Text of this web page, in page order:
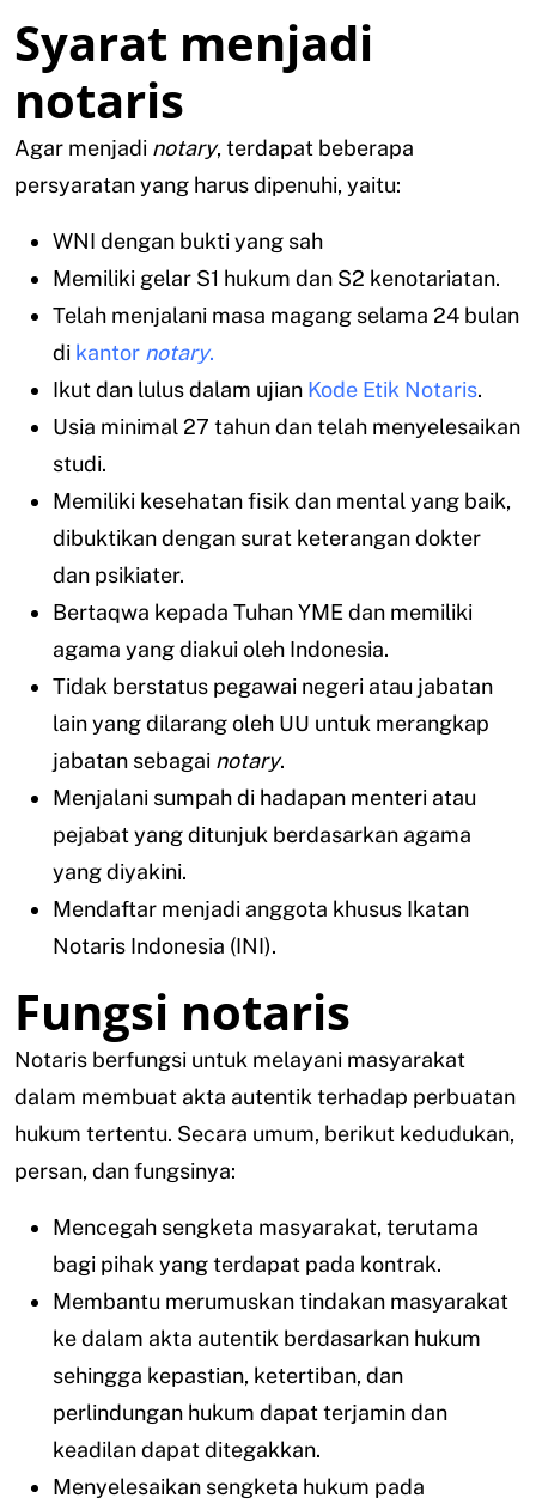
Syarat menjadi
notaris
Agar menjadi notary, terdapat beberapa
persyaratan yang harus dipenuhi, yaitu:
WNI dengan bukti yang sah
Memiliki gelar S1 hukum dan S2 kenotariatan.
Telah menjalani masa magang selama 24 bulan
di kantor notary.
Ikut dan lulus dalam ujian Kode Etik Notaris.
Usia minimal 27 tahun dan telah menyelesaikan
studi.
Memiliki kesehatan fisik dan mental yang baik,
dibuktikan dengan surat keterangan dokter
dan psikiater.
Bertaqwa kepada Tuhan YME dan memiliki
agama yang diakui oleh Indonesia.
Tidak berstatus pegawai negeri atau jabatan
lain yang dilarang oleh UU untuk merangkap
jabatan sebagai notary.
Menjalani sumpah di hadapan menteri atau
pejabat yang ditunjuk berdasarkan agama
yang diyakini.
Mendaftar menjadi anggota khusus Ikatan
Notaris Indonesia (INI).
Fungsi notaris
Notaris berfungsi untuk melayani masyarakat
dalam membuat akta autentik terhadap perbuatan
hukum tertentu. Secara umum, berikut kedudukan,
persan, dan fungsinya:
Mencegah sengketa masyarakat, terutama
bagi pihak yang terdapat pada kontrak.
Membantu merumuskan tindakan masyarakat
ke dalam akta autentik berdasarkan hukum
sehingga kepastian, ketertiban, dan
perlindungan hukum dapat terjamin dan
keadilan dapat ditegakkan.
Menyelesaikan sengketa hukum pada